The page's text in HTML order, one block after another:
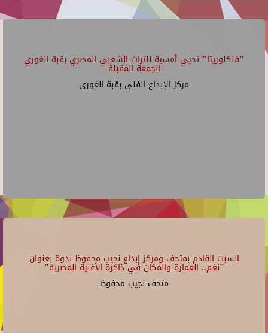
"فلكلوريتا" تحيي أمسية للتراث الشعبي المصري بقبة الغوري
الجمعة المقبلة
مركز الإبداع الفنى بقبة الغورى
السبت القادم بمتحف ومركز إبداع نجيب محفوظ ندوة بعنوان
"نغم.. العمارة والمكان في ذاكرة الأغنية المصرية"
متحف نجيب محفوظ